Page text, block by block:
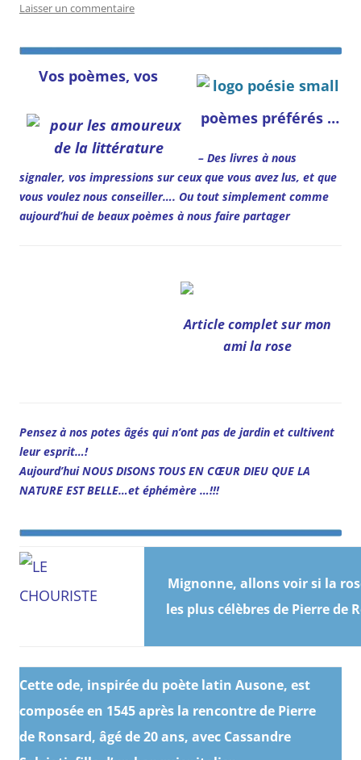
Laisser un commentaire
Vos poèmes, vos
poèmes préférés …
– Des livres à nous
signaler, vos impressions sur ceux que vous avez lus, et que
vous voulez nous conseiller…. Ou tout simplement comme
aujourd’hui de beaux poèmes à nous faire partager
Article complet sur mon
ami la rose
Pensez à nos potes âgés qui n’ont pas de jardin et cultivent
leur esprit…!
Aujourd’hui NOUS DISONS TOUS EN CŒUR DIEU QUE LA
NATURE EST BELLE…et éphémère …!!!
Mignonne, allons voir si la
les plus célèbres de Pierre de
Cette ode, inspirée du poète latin Ausone, est
composée en 1545 après la rencontre de Pierre
de Ronsard, âgé de 20 ans, avec Cassandre